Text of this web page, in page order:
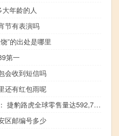
年龄的人
节有表演吗
”的出处是哪里
第一
会收到短信吗
还有红包雨呢
车评头条： 捷豹路虎全球零售量达592,708辆 较2017年的创纪录销量下降4.6%
区邮编号多少